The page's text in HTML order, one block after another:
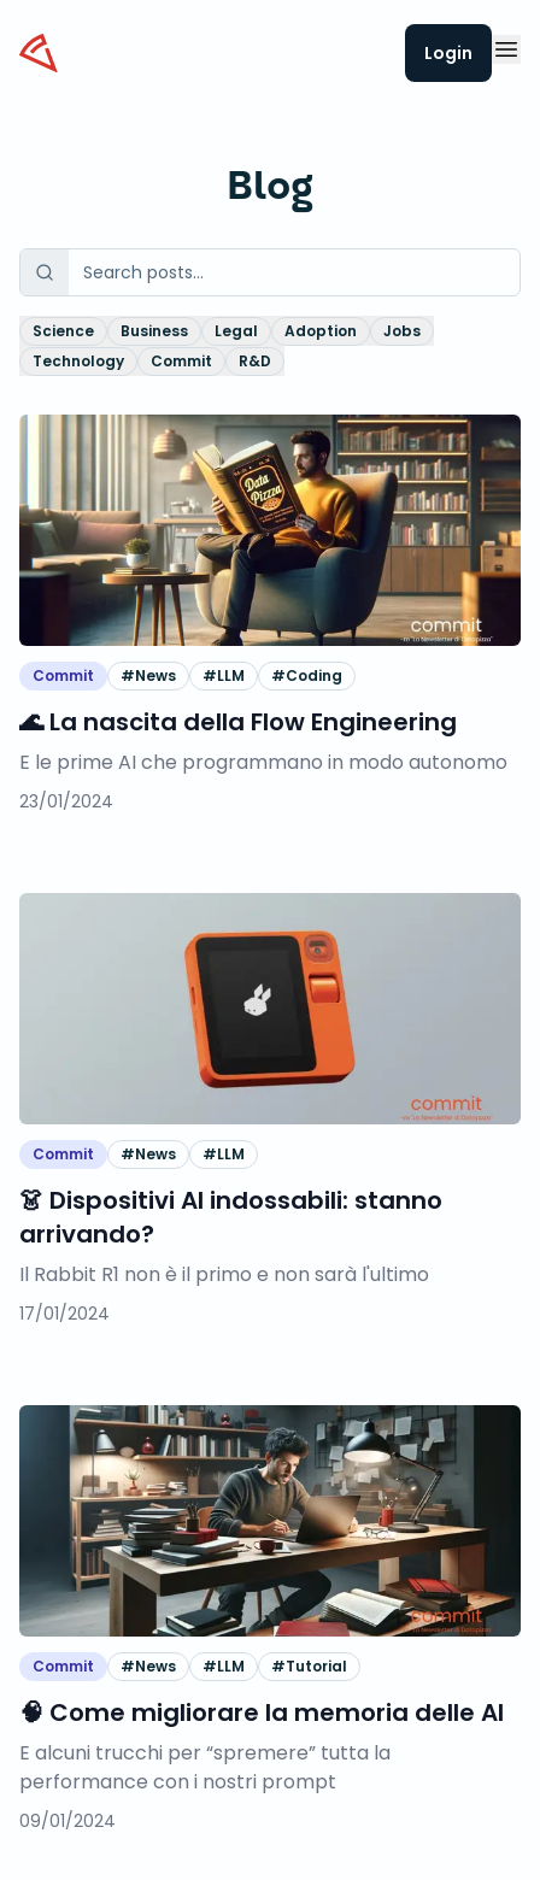
Datapizza Login
Blog
Science Business Legal Adoption
Jobs
Technology
Commit R&D
Commit #News #LLM #Coding
🌊 La nascita della Flow Engineering
E le prime AI che programmano in modo autonomo
23/01/2024
Commit #News #LLM
👗 Dispositivi AI indossabili: stanno
arrivando?
Il Rabbit R1 non è il primo e non sarà l'ultimo
17/01/2024
Commit #News #LLM #Tutorial
🧠 Come migliorare la memoria delle AI
E alcuni trucchi per “spremere” tutta la
performance con i nostri prompt
09/01/2024